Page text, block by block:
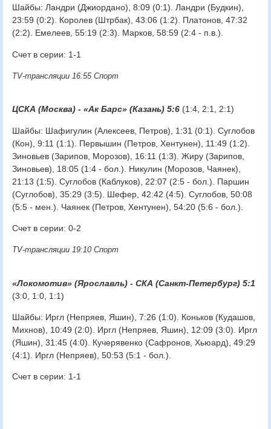
Шайбы: Ландри (Джиордано), 8:09 (0:1). Ландри (Будкин),
23:59 (0:2). Королев (Штрбак), 43:06 (1:2). Платонов, 47:32
(2:2). Емелеев, 55:19 (2:3). Марков, 58:59 (2:4 - п.в.).
Счет в серии: 1-1
TV-трансляции 16:55 Спорт
ЦСКА (Москва) - «Ак Барс» (Казань) 5:6 (1:4, 2:1, 2:1)
Шайбы: Шафигулин (Алексеев, Петров), 1:31 (0:1). Суглобов
(Кон), 9:11 (1:1). Первышин (Петров, Хентунен), 11:49 (1:2).
Зиновьев (Зарипов, Морозов), 16:11 (1:3). Жиру (Зарипов,
Зиновьев), 18:05 (1:4 - бол.). Никулин (Морозов, Чаянек),
21:13 (1:5). Суглобов (Каблуков), 22:07 (2:5 - бол.). Паршин
(Суглобов), 35:29 (3:5). Шефер, 42:42 (4:5). Суглобов, 50:08
(5:5 - мен.). Чаянек (Петров, Хентунен), 54:20 (5:6 - бол.).
Счет в серии: 0-2
TV-трансляции 19:10 Спорт
«Локомотив» (Ярославль) - СКА (Санкт-Петербург) 5:1
(3:0, 1:0, 1:1)
Шайбы: Иргл (Непряев, Яшин), 7:26 (1:0). Коньков (Кудашов,
Михнов), 10:49 (2:0). Иргл (Непряев, Яшин), 12:09 (3:0). Иргл
(Яшин), 31:45 (4:0). Кучерявенко (Сафронов, Хьюард), 49:29
(4:1). Иргл (Непряев), 50:53 (5:1 - бол.).
Счет в серии: 1-1